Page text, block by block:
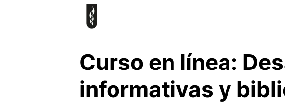
Curso en línea:
informativas y